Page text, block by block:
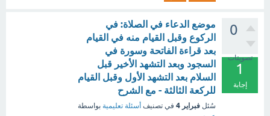
0
تصويتات
1
إجابة
موضع الدعاء في الصلاة: في
الركوع وقبل القيام منه في القيام
بعد قراءة الفاتحة وسورة في
السجود وبعد التشهد الأخير قبل
السلام بعد التشهد الأول وقبل القيام
للركعة الثالثة - مع الشرح
سُئل فبراير 4 في تصنيف أسئلة تعليمية بواسطة